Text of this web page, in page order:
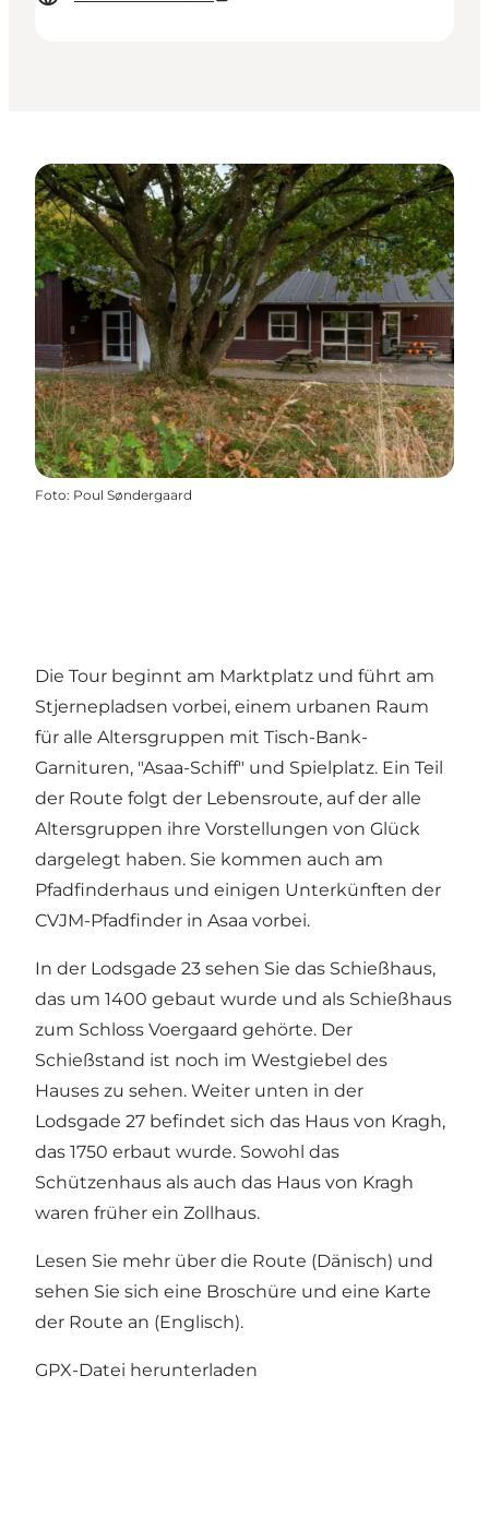
Foto: Poul Søndergaard
Die Tour beginnt am Marktplatz und führt am
Stjernepladsen vorbei, einem urbanen Raum
für alle Altersgruppen mit Tisch-Bank-
Garnituren, "Asaa-Schiff" und Spielplatz. Ein Teil
der Route folgt der Lebensroute, auf der alle
Altersgruppen ihre Vorstellungen von Glück
dargelegt haben. Sie kommen auch am
Pfadfinderhaus und einigen Unterkünften der
CVJM-Pfadfinder in Asaa vorbei.
In der Lodsgade 23 sehen Sie das Schießhaus,
das um 1400 gebaut wurde und als Schießhaus
zum Schloss Voergaard gehörte. Der
Schießstand ist noch im Westgiebel des
Hauses zu sehen. Weiter unten in der
Lodsgade 27 befindet sich das Haus von Kragh,
das 1750 erbaut wurde. Sowohl das
Schützenhaus als auch das Haus von Kragh
waren früher ein Zollhaus.
Lesen Sie mehr über die Route (Dänisch) und
sehen Sie sich eine Broschüre und eine Karte
der Route an (Englisch).
GPX-Datei herunterladen